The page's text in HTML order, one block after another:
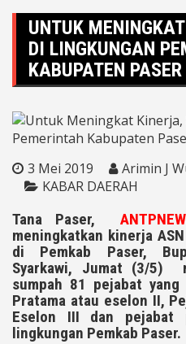
UNTUK
DI LINGKUNGAN
KABUPATEN
3 Mei 2019
Arimin J
KABAR DAERAH
Tana Paser,
meningkatkan kinerja
di Pemkab Paser,
Syarkawi, Jumat (3/5)
sumpah 81 pejabat
Pratama atau eselon II,
Eselon III dan pejabat
lingkungan Pemkab Paser.